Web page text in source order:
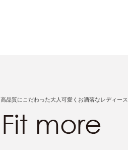
高品質にこだわった大人可愛くお洒落なレディー